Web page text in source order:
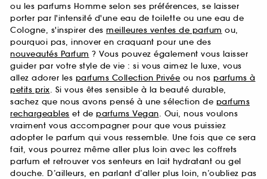
ou les parfums Homme selon ses préférences, se laisser
porter par l'intensité d'une eau de toilette ou une eau de
Cologne, s'inspirer des meilleures ventes de parfum ou,
pourquoi pas, innover en craquant pour une des
nouveautés Parfum ? Vous pouvez également vous laisser
guider par votre style de vie : si vous aimez le luxe, vous
allez adorer les parfums Collection Privée ou nos parfums à
petits prix. Si vous êtes sensible à la beauté durable,
sachez que nous avons pensé à une sélection de parfums
rechargeables et de parfums Vegan. Oui, nous voulons
vraiment vous accompagner pour que vous puissiez
adopter le parfum qui vous ressemble. Une fois que ce sera
fait, vous pourrez même aller plus loin avec les coffrets
parfum et retrouver vos senteurs en lait hydratant ou gel
douche. D’ailleurs, en parlant d’aller plus loin, n’oubliez pas